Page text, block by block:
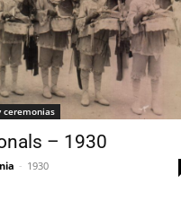
ceremonias
– 1930
- 1930